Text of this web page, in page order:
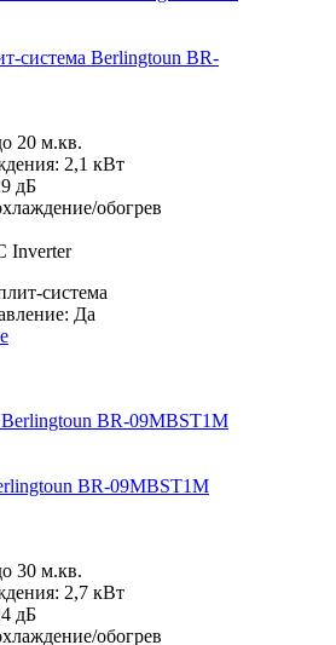
система Berlingtoun BR-
20 м.кв.
2,1 кВт
дБ
обогрев
Inverter
система
Да
BR-09MBST1M
30 м.кв.
2,7 кВт
дБ
обогрев